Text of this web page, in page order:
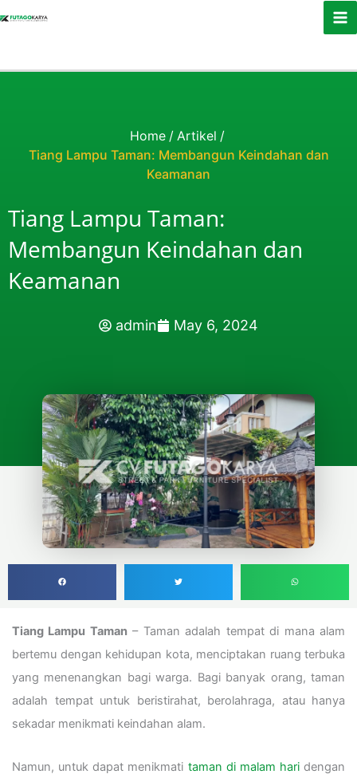
Home / Artikel /
Tiang Lampu Taman: Membangun Keindahan dan
Keamanan
Tiang Lampu Taman:
Membangun Keindahan dan
Keamanan
admin May 6, 2024
Tiang Lampu Taman– Taman adalah tempat di mana alam
bertemu dengan kehidupan kota, menciptakan ruang terbuka
yang menenangkan bagi warga. Bagi banyak orang, taman
adalah tempat untuk beristirahat, berolahraga, atau hanya
sekadar menikmati keindahan alam.
Namun, untuk dapat menikmati taman di malam haridengan